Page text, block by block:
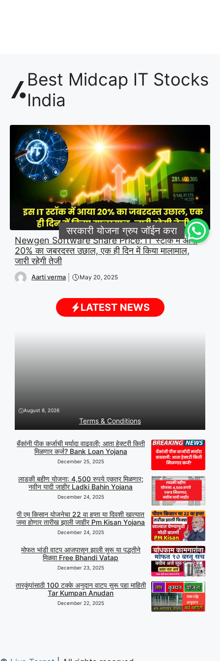
Best Midcap IT Stocks
India
Newgen Software Share Price: IT स्टॉक में आया
20% का जबरदस्त उछाल, एक ही दिन में किया मालामाल,
जारी रहेगी तेजी
Aarti verma May 20, 2025
LATEST NEWS
August 8, 2026
Terms & Conditions
बँकांनी पीक कर्जाची मर्यादा वाढवली; आता हेक्टरी किती
मिळणार कर्ज? Bank Loan Yojana
December 25, 2025
लाडकी बहीण योजना: 4,500 रुपये एकत्र मिळणार;
नवीन यादी जाहीर Ladki Bahin Yojana
December 24, 2025
पी एम किसान योजनेचा 22 वा हप्ता या दिवशी खात्यात
जमा होणार तारीख झाली जाहीर Pm Kisan Yojana
December 24, 2025
मोफत भांडी वाटप आजपासून झाली सुरू या पद्धतीने
मिळवा Free Bhandi Vatap
December 23, 2025
तारकुंपांसाठी 100 टक्के अनुदान वाटप सुरू पहा माहिती
Tar Kumpan Anudan
December 22, 2025